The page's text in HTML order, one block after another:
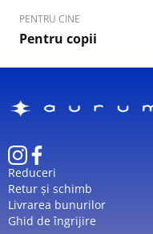
PENTRU CINE
Pentru copii
Reduceri
Retur și schimb
Livrarea bunurilor
Ghid de îngrijire